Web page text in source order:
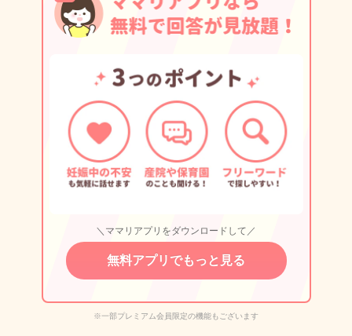
＼ママリアプリをダウンロードして／
無料アプリでもっと見る
※一部プレミアム会員限定の機能もございます